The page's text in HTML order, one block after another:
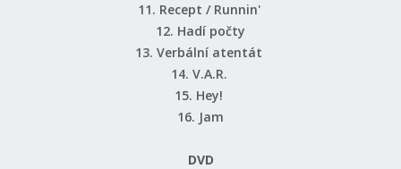
11. Recept / Runnin'
12. Hadí počty
13. Verbální atentát
14. V.A.R.
15. Hey!
16. Jam
DVD